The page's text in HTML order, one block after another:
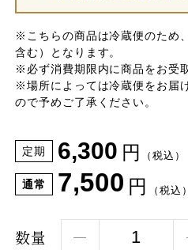
※こちらの商品は冷蔵便のため
含む）となります。
※必ず消費期限内に商品をお受
※場所によっては冷蔵便をお届
ので予めご了承ください。
定期 6,300 円 （税込）
通常 7,500 円 （税込）
数量